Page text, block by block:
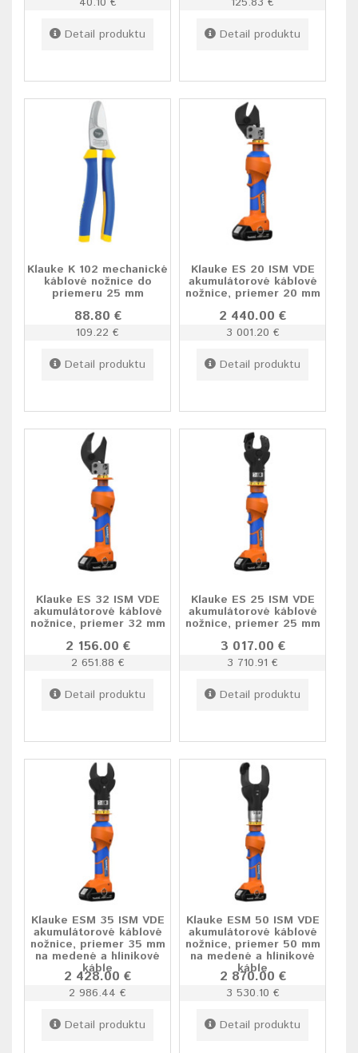
Detail produktu
Detail produktu
Klauke K 102 mechanické
káblové nožnice do
priemeru 25 mm
88.80 €
109.22 €
Detail produktu
Klauke ES 20 ISM VDE
akumulátorové káblové
nožnice, priemer 20 mm
2 440.00 €
3 001.20 €
Detail produktu
Klauke ES 32 ISM VDE
akumulátorové káblové
nožnice, priemer 32 mm
2 156.00 €
2 651.88 €
Detail produktu
Klauke ES 25 ISM VDE
akumulátorové káblové
nožnice, priemer 25 mm
3 017.00 €
3 710.91 €
Detail produktu
Klauke ESM 35 ISM VDE
akumulátorové káblové
nožnice, priemer 35 mm
na medené a hlinikové
káble
2 428.00 €
2 986.44 €
Detail produktu
Klauke ESM 50 ISM VDE
akumulátorové káblové
nožnice, priemer 50 mm
na medené a hlinikové
káble
2 870.00 €
3 530.10 €
Detail produktu